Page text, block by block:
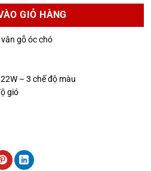
GIỎ HÀNG
gỗ óc chó
– 3 chế độ màu
gió